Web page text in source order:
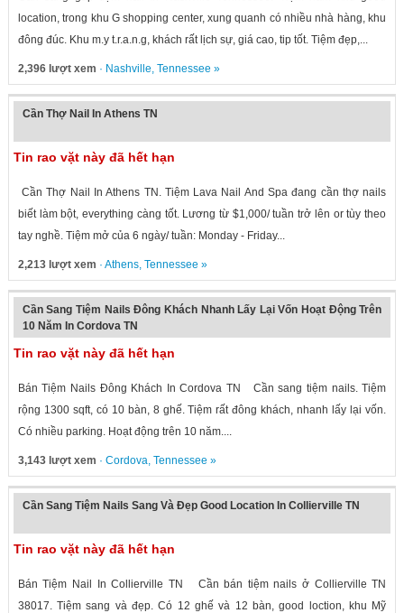
location, trong khu G shopping center, xung quanh có nhiều nhà hàng, khu
đông đúc. Khu m.y t.r.a.n.g, khách rất lịch sự, giá cao, tip tốt. Tiệm đẹp,...
2,396 lượt xem · Nashville, Tennessee »
Cần Thợ Nail In Athens TN
Tin rao vặt này đã hết hạn
Cần Thợ Nail In Athens TN. Tiệm Lava Nail And Spa đang cần thợ nails
biết làm bột, everything càng tốt. Lương từ $1,000/ tuần trở lên or tùy theo
tay nghề. Tiệm mở của 6 ngày/ tuần: Monday - Friday...
2,213 lượt xem · Athens, Tennessee »
Cần Sang Tiệm Nails Đông Khách Nhanh Lấy Lại Vốn Hoạt Động Trên
10 Năm In Cordova TN
Tin rao vặt này đã hết hạn
Bán Tiệm Nails Đông Khách In Cordova TN Cần sang tiệm nails. Tiệm
rộng 1300 sqft, có 10 bàn, 8 ghế. Tiệm rất đông khách, nhanh lấy lại vốn.
Có nhiều parking. Hoạt động trên 10 năm....
3,143 lượt xem · Cordova, Tennessee »
Cần Sang Tiệm Nails Sang Và Đẹp Good Location In Collierville TN
Tin rao vặt này đã hết hạn
Bán Tiệm Nail In Collierville TN Cần bán tiệm nails ở Collierville TN
38017. Tiệm sang và đẹp. Có 12 ghế và 12 bàn, good loction, khu Mỹ